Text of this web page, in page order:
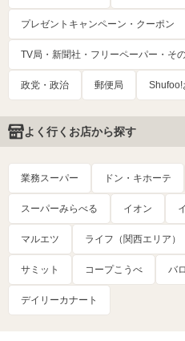
プレゼントキャンペーン・クーポン
TV局・新聞社・フリーペーパー・そ
政党・政治 郵便局 Shufoo!
よく行くお店から探す
業務スーパー ドン・キホーテ
スーパーみらべる イオン
マルエツ ライフ（関西エリア）
サミット コープこうべ バ
デイリーカナート